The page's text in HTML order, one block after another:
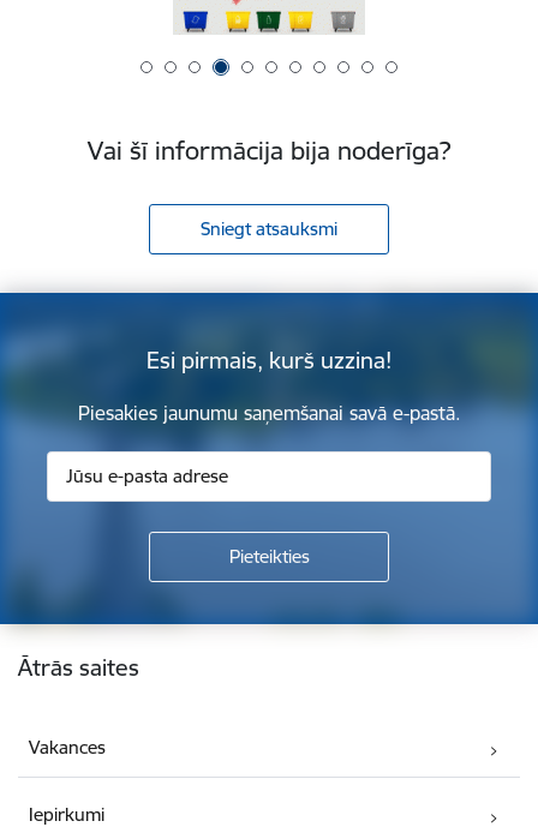
Vai šī informācija bija noderīga?
Sniegt atsauksmi
Esi pirmais, kurš uzzina!
Piesakies jaunumu saņemšanai savā e-pastā.
Kājene
Ātrās saites
Vakances
Iepirkumi